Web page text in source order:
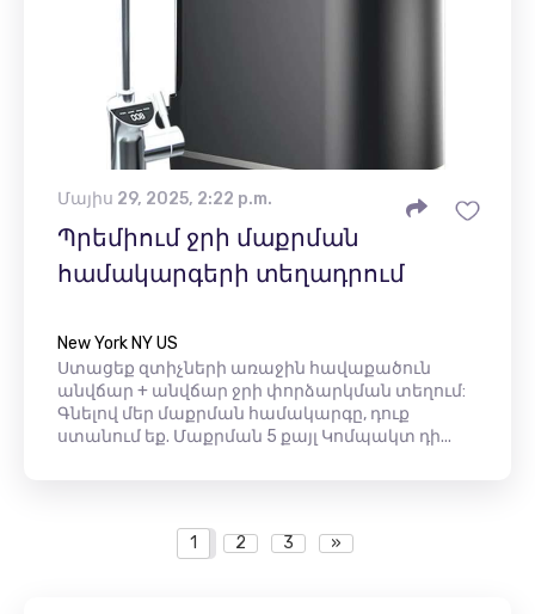
Մայիս 29, 2025, 2:22 p.m.
Պրեմիում ջրի մաքրման
համակարգերի տեղադրում
New York NY US
Ստացեք զտիչների առաջին հավաքածուն
անվճար + անվճար ջրի փորձարկման տեղում:
Գնելով մեր մաքրման համակարգը, դուք
ստանում եք. Մաքրման 5 քայլ Կոմպակտ դի...
1 2 3 »